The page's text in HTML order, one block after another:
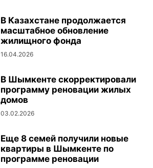
В Казахстане продолжается
масштабное обновление
жилищного фонда
16.04.2026
В Шымкенте скорректировали
программу реновации жилых
домов
03.02.2026
Еще 8 семей получили новые
квартиры в Шымкенте по
программе реновации